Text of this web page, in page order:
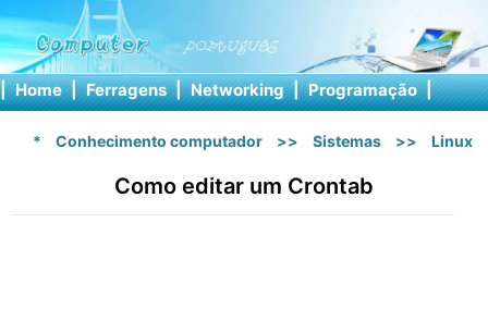
| Home | Ferragens | Networking | Programação |
* Conhecimento computador >> Sistemas >> Linux
Como editar um Crontab